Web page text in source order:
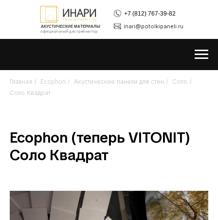
АКУСТИЧЕСКИЕ МАТЕРИАЛЫ
официальный дистрибьютор
inari@potolkipaneli.ru
+7 (812) 767-39-82
Главная / Ecophon / Акустические панели для стен / Соло /
Соло Квадрат
Ecophon (теперь VITONIT)
Соло Квадрат